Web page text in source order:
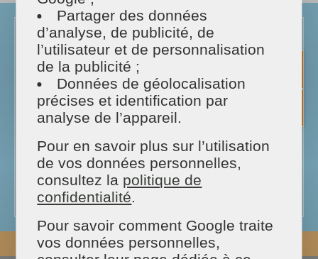
Intervention exceptionnelle au Lycée
Brossaud-Blanco
Aujourd'hui Maison et Services est intervenu
au Lycée Brossaud-blancho.
Cette rencontre a permis aux jeunes de
découvrir Maison et Services et échanger
sur le milieu professionnel.
Bonne chance à eux pour la suite !!!
REVENIR EN HAUT
Partager des données
d’analyse, de publicité, de
l’utilisateur et de personnalisation
de la publicité ;
Données de géolocalisation
précises et identification par
analyse de l’appareil.
Pour en savoir plus sur l’utilisation
de vos données personnelles,
consultez la politique de
confidentialité.
Pour savoir comment Google traite
vos données personnelles,